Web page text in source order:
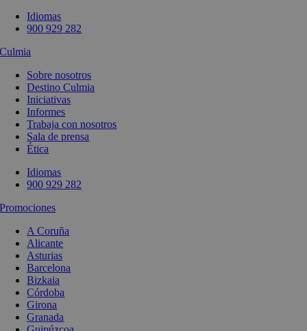
Idiomas
900 929 282
Culmia
Sobre nosotros
Destino Culmia
Iniciativas
Informes
Trabaja con nosotros
Sala de prensa
Ética
Idiomas
900 929 282
Promociones
A Coruña
Alicante
Asturias
Barcelona
Bizkaia
Córdoba
Girona
Granada